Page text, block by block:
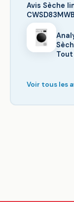
Avis Sèche
Voir tous les